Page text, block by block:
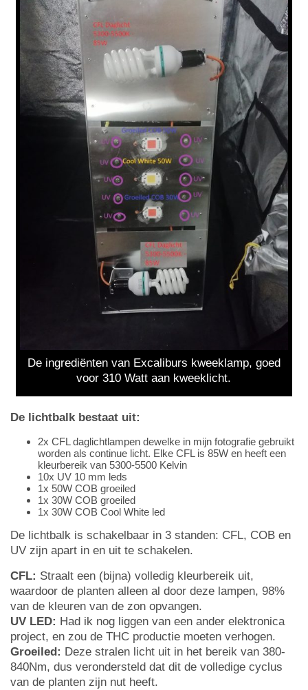
De ingrediënten van Excaliburs kweeklamp, goed
voor 310 Watt aan kweeklicht.
De lichtbalk bestaat uit:
2x CFL daglichtlampen dewelke in mijn fotografie gebruikt
worden als continue licht. Elke CFL is 85W en heeft een
kleurbereik van 5300-5500 Kelvin
10x UV 10 mm leds
1x 50W COB groeiled
1x 30W COB groeiled
1x 30W COB Cool White led
De lichtbalk is schakelbaar in 3 standen: CFL, COB en
UV zijn apart in en uit te schakelen.
CFL: Straalt een (bijna) volledig kleurbereik uit,
waardoor de planten alleen al door deze lampen, 98%
van de kleuren van de zon opvangen.
UV LED: Had ik nog liggen van een ander elektronica
project, en zou de THC productie moeten verhogen.
Groeiled: Deze stralen licht uit in het bereik van 380-
840Nm, dus verondersteld dat dit de volledige cyclus
van de planten zijn nut heeft.